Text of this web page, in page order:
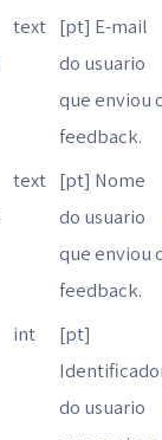
text [pt] E-mail
do usuario
que enviou
feedback.
text [pt] Nome
do usuario
que enviou
feedback.
int
[pt]
do usuario